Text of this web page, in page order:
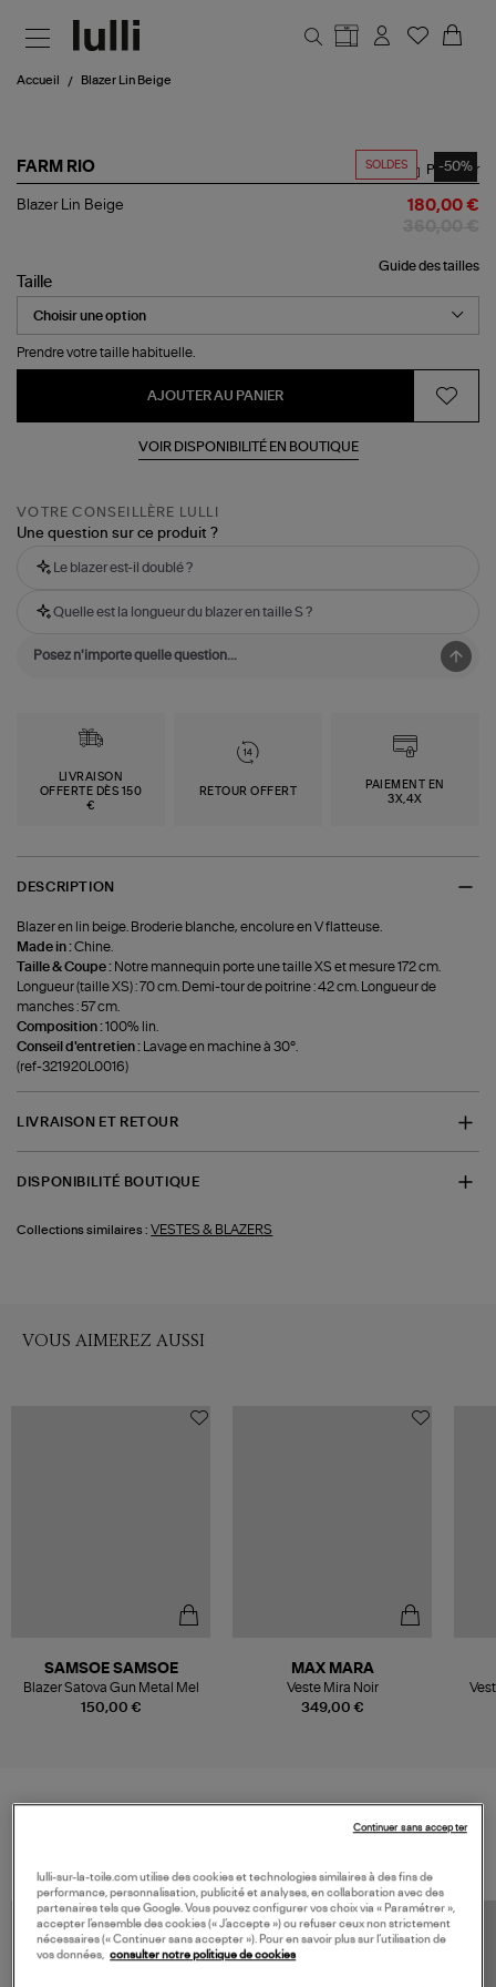
Accueil Blazer Lin Beige
SOLDES -50%
FARM RIO
Blazer
Partager
Blazer Lin Beige 180,00 €
Guide des tailles
Taille
Prendre votre taille habituelle.
AJOUTER AU PANIER
VOIR DISPONIBILITÉ EN BOUTIQUE
VOTRE CONSEILLÈRE LULLI
Une question sur ce produit ?
Le blazer est-il doublé ?
Quelle est la longueur du blazer en taille S ?
LIVRAISON
OFFERTE DÈS 150
€
RETOUR OFFERT
PAIEMENT EN
3X,4X
DESCRIPTION
Blazer en lin beige. Broderie blanche, encolure en V flatteuse.
Made in :Chine.
Taille & Coupe : Notre mannequin porte une taille XS et mesure 172 cm.
Longueur (taille XS) : 70 cm. Demi-tour de poitrine : 42 cm. Longueur de
manches : 57 cm.
Composition :100% lin.
Conseil d'entretien : Lavage en machine à 30°.
(ref-321920L0016)
LIVRAISON ET RETOUR
DISPONIBILITÉ BOUTIQUE
Collections similaires : VESTES & BLAZERS
VOUS AIMEREZ AUSSI
150,00 €
SAMSOE SAMSOE
Blazer Satova Gun Metal Mel
349,00 €
MAX MARA
Veste Mira Noir
lulli-sur-la-toile.com utilise des cookies et technologies similaires à des fins de
performance, personnalisation, publicité et analyses, en collaboration avec des
partenaires tels que Google. Vous pouvez configurer vos choix via « Paramétrer »,
accepter l’ensemble des cookies (« J’accepte ») ou refuser ceux non strictement
nécessaires (« Continuer sans accepter »). Pour en savoir plus sur l’utilisation de
vos données,
consulter notre politique de cookies
Continuer sans accepter